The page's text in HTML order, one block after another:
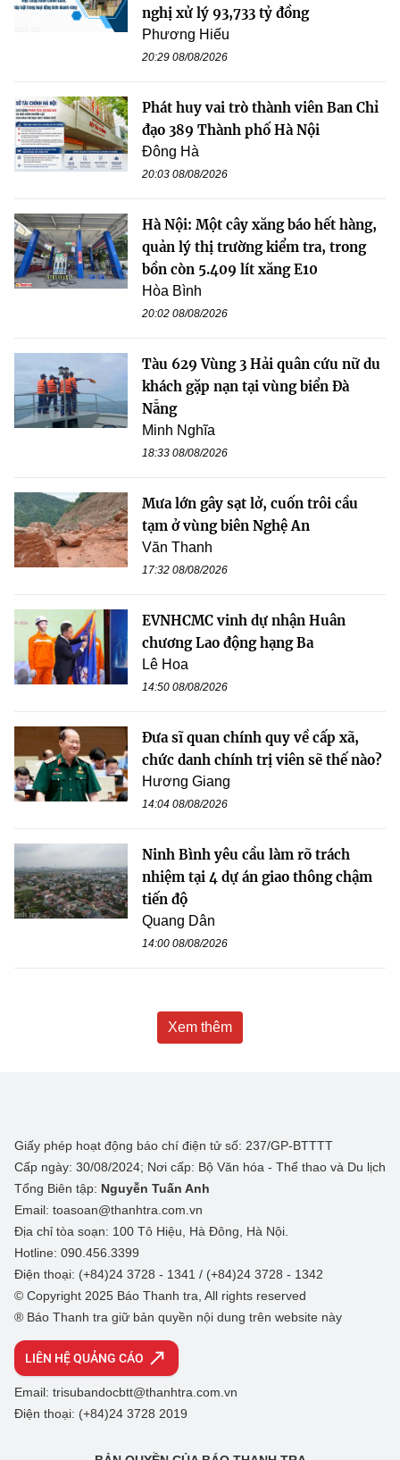
nghị xử lý 93,733 tỷ đồng
Phương Hiếu
20:29 08/08/2026
Phát huy vai trò thành viên Ban Chỉ
đạo 389 Thành phố Hà Nội
Đông Hà
20:03 08/08/2026
Hà Nội: Một cây xăng báo hết hàng,
quản lý thị trường kiểm tra, trong
bồn còn 5.409 lít xăng E10
Hòa Bình
20:02 08/08/2026
Tàu 629 Vùng 3 Hải quân cứu nữ du
khách gặp nạn tại vùng biển Đà
Nẵng
Minh Nghĩa
18:33 08/08/2026
Mưa lớn gây sạt lở, cuốn trôi cầu
tạm ở vùng biên Nghệ An
Văn Thanh
17:32 08/08/2026
EVNHCMC vinh dự nhận Huân
chương Lao động hạng Ba
Lê Hoa
14:50 08/08/2026
Đưa sĩ quan chính quy về cấp xã,
chức danh chính trị viên sẽ thế nào?
Hương Giang
14:04 08/08/2026
Ninh Bình yêu cầu làm rõ trách
nhiệm tại 4 dự án giao thông chậm
tiến độ
Quang Dân
14:00 08/08/2026
Xem thêm
Giấy phép hoạt động báo chí điện tử số: 237/GP-BTTTT
Cấp ngày: 30/08/2024; Nơi cấp: Bộ Văn hóa - Thể thao và Du lịch
Tổng Biên tập: Nguyễn Tuấn Anh
Email: toasoan@thanhtra.com.vn
Địa chỉ tòa soạn: 100 Tô Hiệu, Hà Đông, Hà Nội.
Hotline: 090.456.3399
Điện thoại: (+84)24 3728 - 1341 / (+84)24 3728 - 1342
© Copyright 2025 Báo Thanh tra, All rights reserved
® Báo Thanh tra giữ bản quyền nội dung trên website này
LIÊN HỆ QUẢNG CÁO
Email: trisubandocbtt@thanhtra.com.vn
Điện thoại: (+84)24 3728 2019